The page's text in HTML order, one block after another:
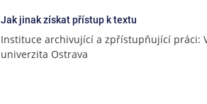
Jak jinak získat přístup k textu
Instituce archivující a zpřístupňující práci:
univerzita Ostrava